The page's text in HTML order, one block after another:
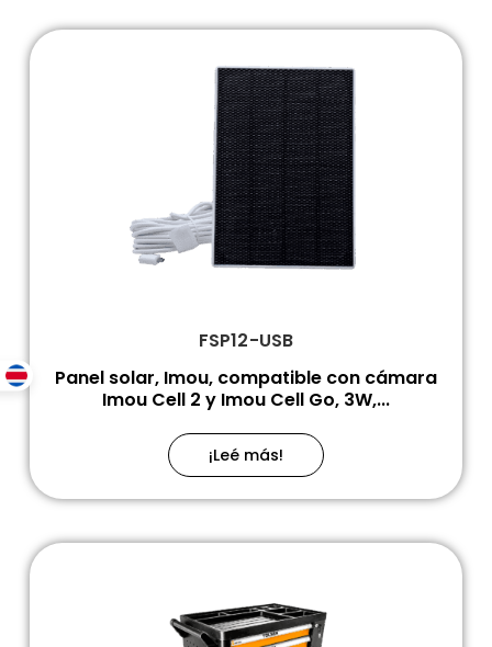
FSP12-USB
Panel solar, Imou, compatible con cámara
Imou Cell 2 y Imou Cell Go, 3W,...
¡Leé más!